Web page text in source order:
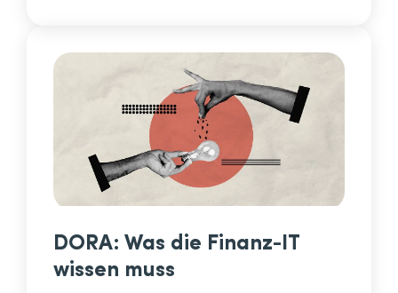
DORA: Was die Finanz-IT
wissen muss